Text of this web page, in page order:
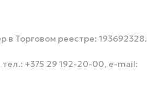
в Торговом реестре: 193692328.
+375 29 192-20-00, e-mail: